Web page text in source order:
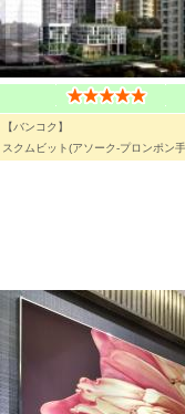
【バンコク】
スクムビット(アソーク-プロンポン